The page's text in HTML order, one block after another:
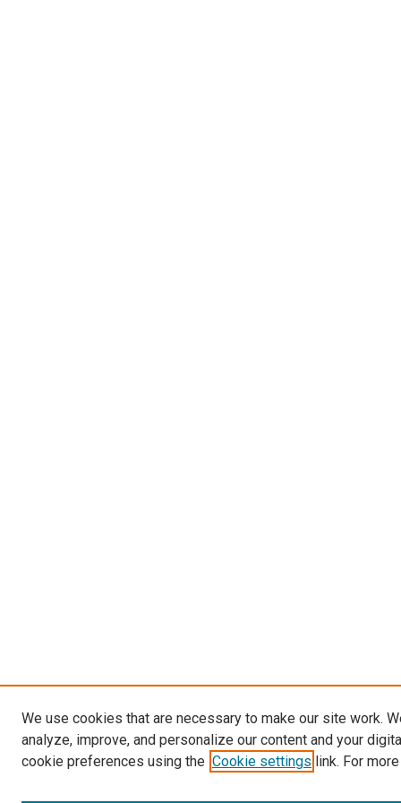
We use cookies that are necessary to make our site work.
analyze, improve, and personalize our content and your
cookie preferences using the Cookie settings link. For